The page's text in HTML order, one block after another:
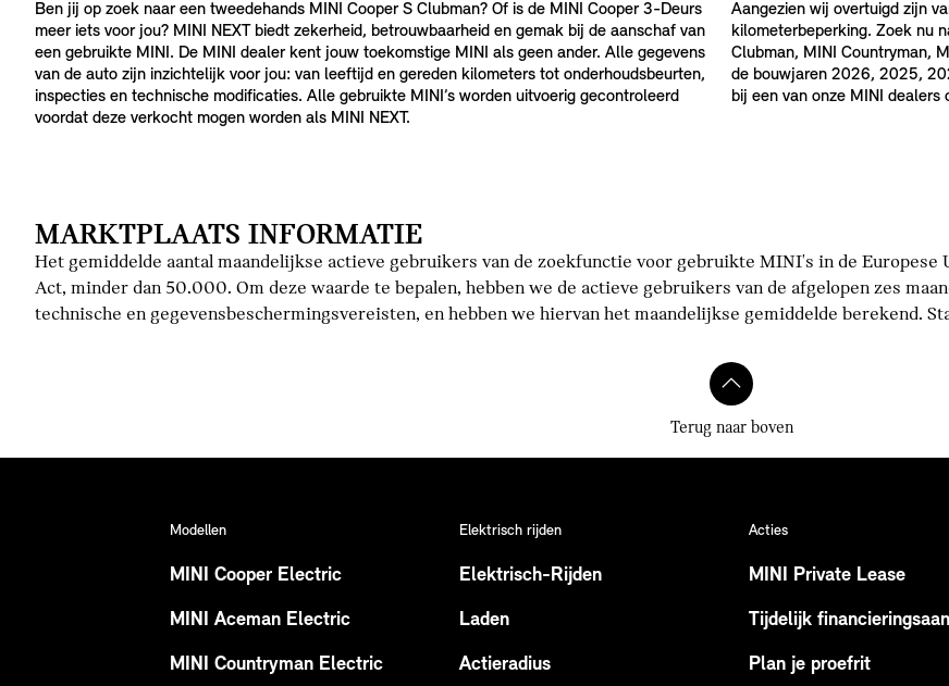
Ben jij op zoek naar een tweedehands MINI Cooper S Clubman? Of is de MINI Cooper 3-Deurs
meer iets voor jou? MINI NEXT biedt zekerheid, betrouwbaarheid en gemak bij de aanschaf van
een gebruikte MINI. De MINI dealer kent jouw toekomstige MINI als geen ander. Alle gegevens
van de auto zijn inzichtelijk voor jou: van leeftijd en gereden kilometers tot onderhoudsbeurten,
inspecties en technische modificaties. Alle gebruikte MINI’s worden uitvoerig gecontroleerd
voordat deze verkocht mogen worden als MINI NEXT.
Aangezien wij overtuigd zijn
kilometerbeperking. Zoek nu
Clubman, MINI Countryman,
de bouwjaren 2026, 2025,
bij een van onze MINI
MARKTPLAATS INFORMATIE
Het gemiddelde aantal maandelijkse actieve gebruikers van de zoekfunctie voor gebruikte MINI's in de
Act, minder dan 50.000. Om deze waarde te bepalen, hebben we de actieve gebruikers van de afgelopen zes
technische en gegevensbeschermingsvereisten, en hebben we hiervan het maandelijkse gemiddelde berekend.
Terug naar boven
Modellen
MINI Cooper Electric
MINI Aceman Electric
MINI Countryman Electric
Elektrisch rijden
Elektrisch-Rijden
Laden
Actieradius
Acties
MINI Private Lease
Tijdelijk
Plan je proefrit